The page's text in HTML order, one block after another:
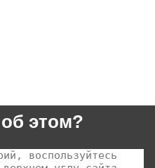
этом?